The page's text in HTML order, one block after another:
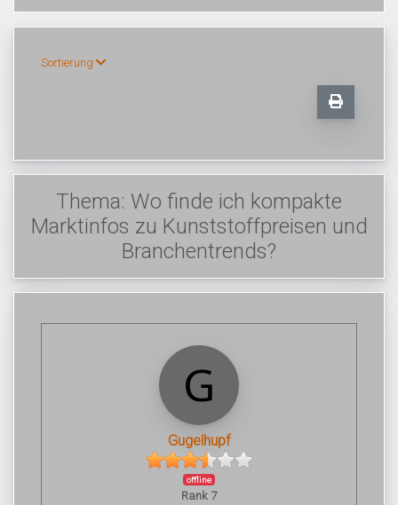
Sortierung
Thema: Wo finde ich kompakte
Marktinfos zu Kunststoffpreisen und
Branchentrends?
Gugelhupf
offline
Rank 7